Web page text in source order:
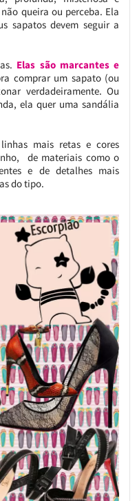
queira ou perceba. Ela
sapatos devem seguir a
Elas são marcantes e
comprar um sapato (ou
verdadeiramente. Ou
ela quer uma sandália
mais retas e cores
de materiais como o
e de detalhes mais
do tipo.